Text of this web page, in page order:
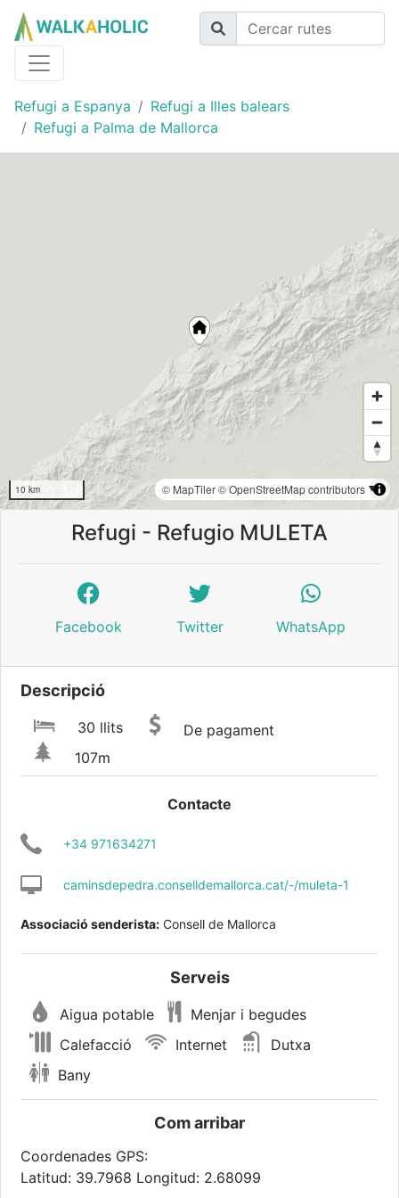
Refugi a Espanya
Refugi a Illes balears
Refugi a Palma de Mallorca
10 km © MapTiler© OpenStreetMap contributors
Refugi - Refugio MULETA
Facebook Twitter WhatsApp
Descripció
30 llits
De pagament
107m
Contacte
+34 971634271
caminsdepedra.conselldemallorca.cat/-/muleta-1
Associació senderista: Consell de Mallorca
Serveis
Aigua potable
Menjar i begudes
Calefacció
Internet
Dutxa
Bany
Com arribar
Coordenades GPS:
Latitud: 39.7968 Longitud: 2.68099